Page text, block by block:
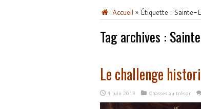
Accueil » Étiquette : Sainte-
Tag archives :
Le challenge
4 juin 2013 Chasses au trésor